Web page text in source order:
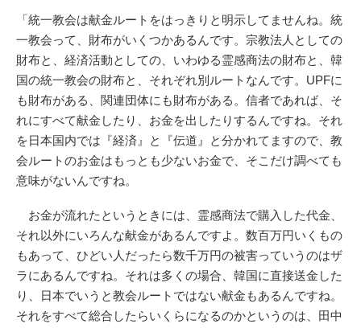
「統一教会は献金ルートをはっきりと明示してませんね。統
一教会って、財布がいくつかあるんです。宗教法人としての
財布と、経済活動としての、いわゆる霊感商法の財布と、韓
国の統一教会の財布と、それぞれ別ルートなんです。UPFに
も財布がある、関連団体にも財布がある。信者であれば、そ
れにすべて献金したり、お金を出したりするんですね。それ
を日本国内では『経済』と『伝道』と分かれてますので、教
会ルートのお金はもっとも少ないお金で、そこだけ調べても
意味がないんですね。
お金が流れたというときには、霊感商法で購入した代金、
それ以外にいろんな献金があるんですよ。数百万円いくもの
もあって、ひどい人だったら数千万円の被害っていうのはザ
ラにあるんですね。それは多くの場合、韓国に直接送金した
り、日本でいうと教会ルートではない献金もあるんですね。
それをすべて総合したらいくらになるのかというのは、田中